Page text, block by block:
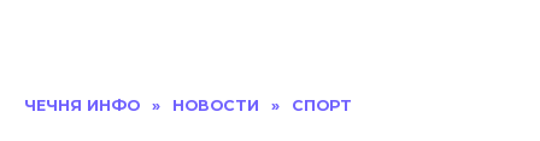
ЧЕЧНЯ ИНФО » НОВОСТИ » СПОРТ